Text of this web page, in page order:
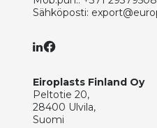
Sähköposti:
Eiroplasts Finland Oy
Peltotie 20,
28400 Ulvila,
Suomi